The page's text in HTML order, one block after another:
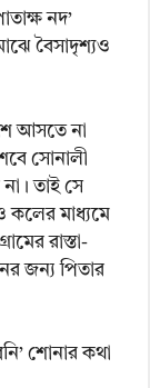
নদ’
বৈসাদৃশ্যও
আসতে না
সোনালী
তাই সে
কলের মাধ্যমে
রাস্তা-
জন্য পিতার
শোনার কথা